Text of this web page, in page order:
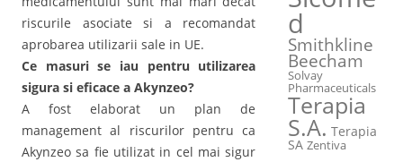
riscurile asociate si a recomandat
aprobarea utilizarii sale in UE.
Ce masuri se iau pentru utilizarea
sigura si eficace a Akynzeo?
A fost elaborat un plan de
management al riscurilor pentru ca
Akynzeo sa fie utilizat in cel mai sigur
d
Smithkline
Beecham
Solvay
Pharmaceuticals
Terapia
S.A. Terapia
SA Zentiva